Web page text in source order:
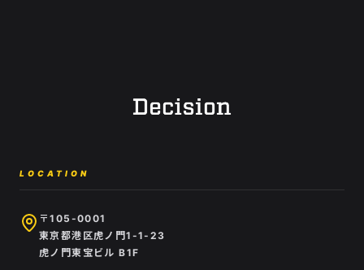
LOCATION
〒105-0001
東京都港区虎ノ門1-1-23
虎ノ門東宝ビル B1F